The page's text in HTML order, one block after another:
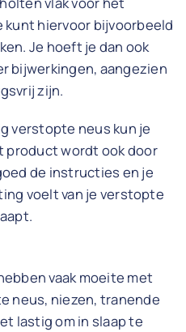
kunt hiervoor bijvoorbeeld
Je hoeft je dan ook
bijwerkingen, aangezien
zijn.
verstopte neus kun je
product wordt ook door
de instructies en je
voelt van je verstopte
vaak moeite met
neus, niezen, tranende
lastig om in slaap te